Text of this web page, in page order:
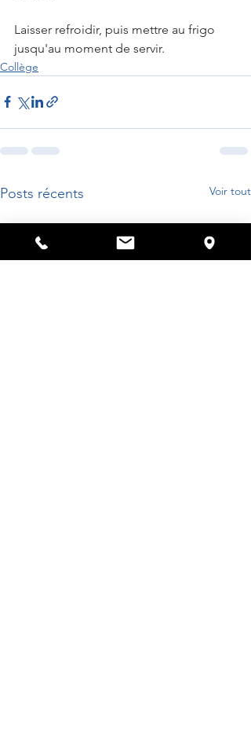
Laisser refroidir, puis mettre au frigo
jusqu'au moment de servir.
Collège
Posts récents Voir tout